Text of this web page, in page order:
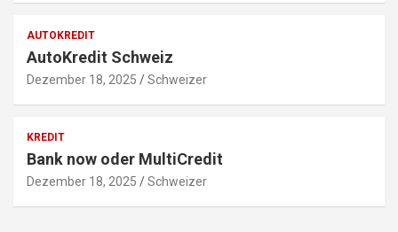
AUTOKREDIT
AutoKredit Schweiz
Dezember 18, 2025 Schweizer
KREDIT
Bank now oder MultiCredit
Dezember 18, 2025 Schweizer